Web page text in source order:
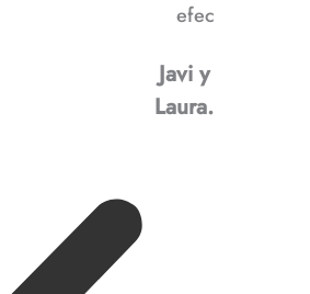
efectiva”
Javi y
Laura.